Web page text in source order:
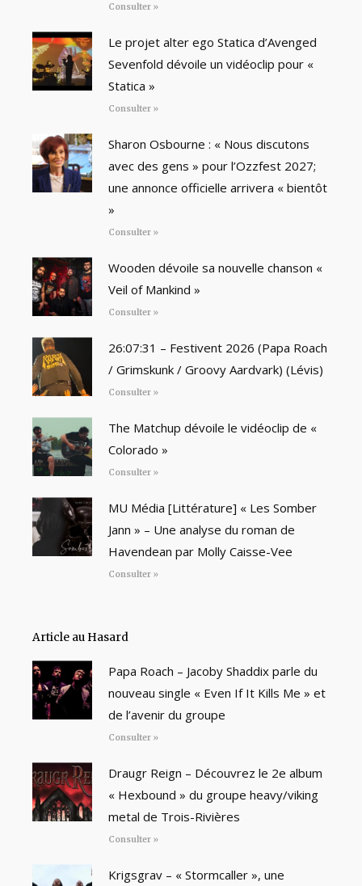
Consulter »
Le projet alter ego Statica d’Avenged
Sevenfold dévoile un vidéoclip pour «
Statica »
Consulter »
Sharon Osbourne : « Nous discutons
avec des gens » pour l’Ozzfest 2027;
une annonce officielle arrivera « bientôt
»
Consulter »
Wooden dévoile sa nouvelle chanson «
Veil of Mankind »
Consulter »
26:07:31 – Festivent 2026 (Papa Roach
/ Grimskunk / Groovy Aardvark) (Lévis)
Consulter »
The Matchup dévoile le vidéoclip de «
Colorado »
Consulter »
MU Média [Littérature] « Les Somber
Jann » – Une analyse du roman de
Havendean par Molly Caisse-Vee
Consulter »
Article au Hasard
Papa Roach – Jacoby Shaddix parle du
nouveau single « Even If It Kills Me » et
de l’avenir du groupe
Consulter »
Draugr Reign – Découvrez le 2e album
« Hexbound » du groupe heavy/viking
metal de Trois-Rivières
Consulter »
Krigsgrav – « Stormcaller », une